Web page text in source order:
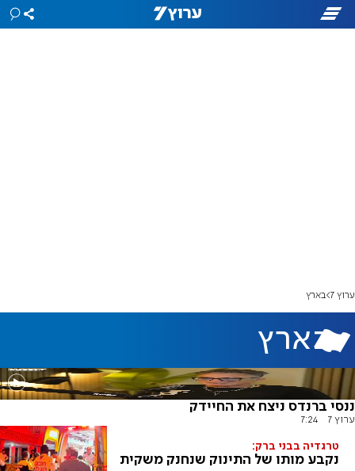
ערוץ 7 בארץ
בארץ
ננסי ברנדס ניצח את החיידק
ערוץ 7 7:24
טרגדיה בבני ברק:
נקבע מותו של התינוק שנחנק משקית